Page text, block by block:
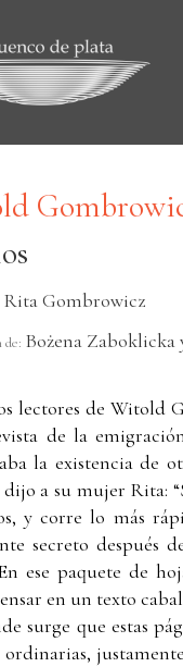
Rita Gombrowicz
de: Bożena Zaboklicka
lectores de Witold
de la
la existencia de
a su mujer Rita:
y corre lo más
secreto después
ese paquete de
en un texto
surge que estas